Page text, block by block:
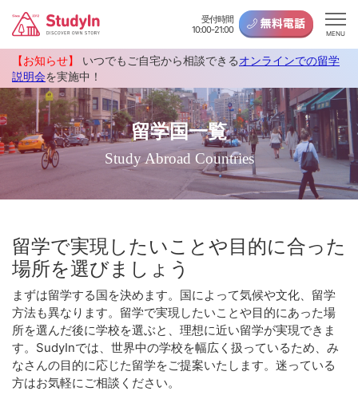
受付時間
10:00-21:00
MENU
【お知らせ】 いつでもご自宅から相談できるオンラインでの留学
説明会を実施中！
留学国一覧
Study Abroad Countries
留学で実現したいことや目的に合った
場所を選びましょう
まずは留学する国を決めます。国によって気候や文化、留学
方法も異なります。留学で実現したいことや目的にあった場
所を選んだ後に学校を選ぶと、理想に近い留学が実現できま
す。SudyInでは、世界中の学校を幅広く扱っているため、み
なさんの目的に応じた留学をご提案いたします。迷っている
方はお気軽にご相談ください。